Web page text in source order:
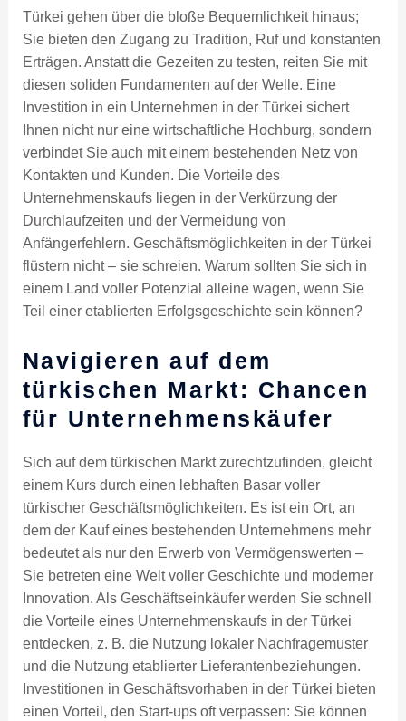
Türkei gehen über die bloße Bequemlichkeit hinaus;
Sie bieten den Zugang zu Tradition, Ruf und konstanten
Erträgen. Anstatt die Gezeiten zu testen, reiten Sie mit
diesen soliden Fundamenten auf der Welle. Eine
Investition in ein Unternehmen in der Türkei sichert
Ihnen nicht nur eine wirtschaftliche Hochburg, sondern
verbindet Sie auch mit einem bestehenden Netz von
Kontakten und Kunden. Die Vorteile des
Unternehmenskaufs liegen in der Verkürzung der
Durchlaufzeiten und der Vermeidung von
Anfängerfehlern. Geschäftsmöglichkeiten in der Türkei
flüstern nicht – sie schreien. Warum sollten Sie sich in
einem Land voller Potenzial alleine wagen, wenn Sie
Teil einer etablierten Erfolgsgeschichte sein können?
Navigieren auf dem
türkischen Markt: Chancen
für Unternehmenskäufer
Sich auf dem türkischen Markt zurechtzufinden, gleicht
einem Kurs durch einen lebhaften Basar voller
türkischer Geschäftsmöglichkeiten. Es ist ein Ort, an
dem der Kauf eines bestehenden Unternehmens mehr
bedeutet als nur den Erwerb von Vermögenswerten –
Sie betreten eine Welt voller Geschichte und moderner
Innovation. Als Geschäftseinkäufer werden Sie schnell
die Vorteile eines Unternehmenskaufs in der Türkei
entdecken, z. B. die Nutzung lokaler Nachfragemuster
und die Nutzung etablierter Lieferantenbeziehungen.
Investitionen in Geschäftsvorhaben in der Türkei bieten
einen Vorteil, den Start-ups oft verpassen: Sie können